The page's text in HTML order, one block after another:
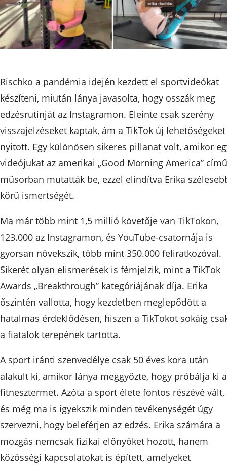
Rischko a pandémia idején kezdett el sportvideókat
készíteni, miután lánya javasolta, hogy osszák meg
edzésrutinját az Instagramon. Eleinte csak szerény
visszajelzéseket kaptak, ám a TikTok új lehetőségeket
nyitott. Egy különösen sikeres pillanat volt, amikor
videójukat az amerikai „Good Morning America” című
műsorban mutatták be, ezzel elindítva Erika
körű ismertségét.
Ma már több mint 1,5 millió követője van TikTokon,
123.000 az Instagramon, és YouTube-csatornája is
gyorsan növekszik, több mint 350.000 feliratkozóval.
Sikerét olyan elismerések is fémjelzik, mint a TikTok
Awards „Breakthrough” kategóriájának díja. Erika
őszintén vallotta, hogy kezdetben meglepődött a
hatalmas érdeklődésen, hiszen a TikTokot sokáig
a fiatalok terepének tartotta.
A sport iránti szenvedélye csak 50 éves kora után
alakult ki, amikor lánya meggyőzte, hogy próbálja ki a
fitnesztermet. Azóta a sport élete fontos részévé vált,
és még ma is igyekszik minden tevékenységét úgy
szervezni, hogy beleférjen az edzés. Erika számára a
mozgás nemcsak fizikai előnyöket hozott, hanem
közösségi kapcsolatokat is épített, amelyeket